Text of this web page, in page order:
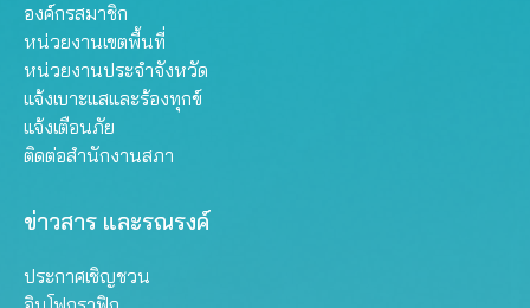
องค์กรสมาชิก
หน่วยงานเขตพื้นที่
หน่วยงานประจำจังหวัด
แจ้งเบาะแสและร้องทุกข์
แจ้งเตือนภัย
ติดต่อสำนักงานสภา
ข่าวสาร และรณรงค์
ประกาศเชิญชวน